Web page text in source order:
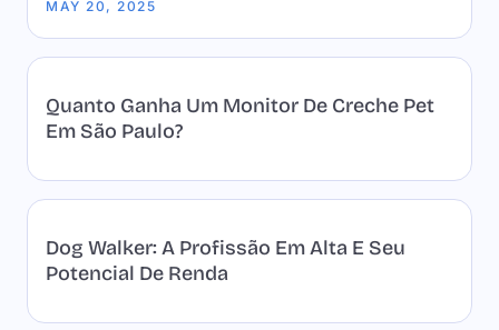
MAY 20, 2025
Quanto Ganha Um Monitor De Creche Pet
Em São Paulo?
Dog Walker: A Profissão Em Alta E Seu
Potencial De Renda